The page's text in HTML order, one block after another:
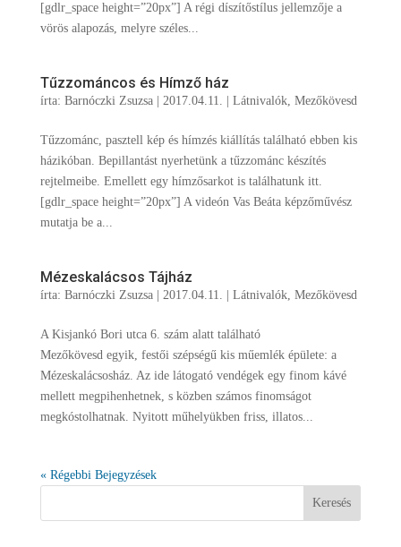
[gdlr_space height=”20px”] A régi díszítőstílus jellemzője a
vörös alapozás, melyre széles...
Tűzzománcos és Hímző ház
írta: Barnóczki Zsuzsa| 2017.04.11. Látnivalók, Mezőkövesd
Tűzzománc, pasztell kép és hímzés kiállítás található ebben kis
házikóban. Bepillantást nyerhetünk a tűzzománc készítés
rejtelmeibe. Emellett egy hímzősarkot is találhatunk itt.
[gdlr_space height=”20px”] A videón Vas Beáta képzőművész
mutatja be a...
Mézeskalácsos Tájház
írta: Barnóczki Zsuzsa| 2017.04.11. Látnivalók, Mezőkövesd
A Kisjankó Bori utca 6. szám alatt található
Mezőkövesd egyik, festői szépségű kis műemlék épülete: a
Mézeskalácsosház. Az ide látogató vendégek egy finom kávé
mellett megpihenhetnek, s közben számos finomságot
megkóstolhatnak. Nyitott műhelyükben friss, illatos...
« Régebbi Bejegyzések